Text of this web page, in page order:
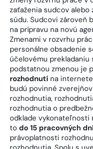
zaťaženia sudcov
súdu. Sudcovi zároveň
na prípravu na novú
Zmenami v rozvrhu
personálne obsadenie
účelovému prekladaniu
podstatnou zmenou je
rozhodnutí na internete
budú povinné
rozhodnutia,
rozhodnutia o
odklade vykonateľnosti
to do 15 pracovných
právoplatnosti